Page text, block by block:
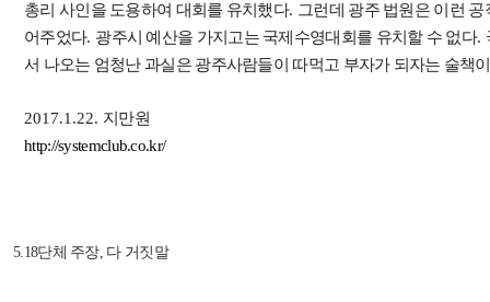
총리 사인을 도용하여 대회를 유치했다. 그런데 광주 법원은 이런
어주었다. 광주시 예산을 가지고는 국제수영대회를 유치할 수 없다.
서 나오는 엄청난 과실은 광주사람들이 따먹고 부자가 되자는 술책
2017.1.22. 지만원
http://systemclub.co.kr/
5.18단체 주장, 다 거짓말